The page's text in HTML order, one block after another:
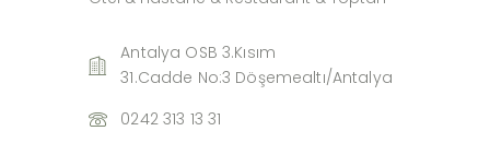
Antalya OSB 3.Kısım
31.Cadde No:3 Döşemealtı/Antalya
0242 313 13 31